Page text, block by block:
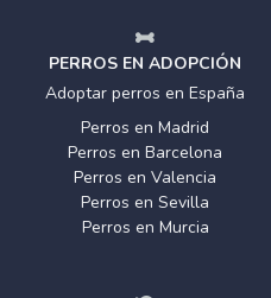
PERROS EN ADOPCIÓN
Adoptar perros en España
Perros en Madrid
Perros en Barcelona
Perros en Valencia
Perros en Sevilla
Perros en Murcia